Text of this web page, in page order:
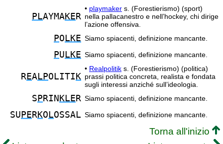
PLAYMAKE R
• playmaker s. (Forestierismo) (sport)
nella pallacanestro e nell’hockey, chi dirige
l’azione offensiva.
PO LKE Siamo spiacenti, definizione mancante.
PU LKE Siamo spiacenti, definizione mancante.
REALPOLITI K
• Realpolitik s. (Forestierismo) (politica)
prassi politica concreta, realista e fondata
sugli interessi anziché sull’ideologia.
S P RIN KLE R Siamo spiacenti, definizione mancante.
SU PE RKO LOSSAL Siamo spiacenti, definizione mancante.
Torna all'inizio